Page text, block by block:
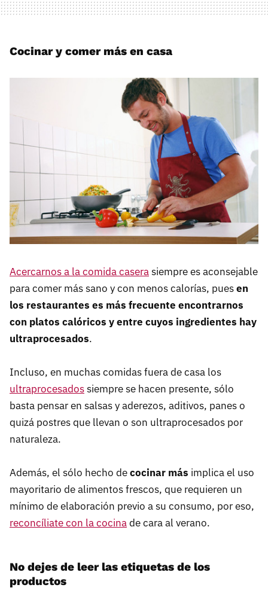
Cocinar y comer más en casa
Acercarnos a la comida caserasiempre es aconsejable
para comer más sano y con menos calorías, puesen
los restaurantes es más frecuente encontrarnos
con platos calóricos y entre cuyos ingredientes hay
ultraprocesados.
Incluso, en muchas comidas fuera de casa los
ultraprocesadossiempre se hacen presente, sólo
basta pensar en salsas y aderezos, aditivos, panes o
quizá postres que llevan o son ultraprocesados por
naturaleza.
Además, el sólo hecho decocinar más implica el uso
mayoritario de alimentos frescos, que requieren un
mínimo de elaboración previo a su consumo, por eso,
reconcíliate con la cocinade cara al verano.
No dejes de leer las etiquetas de los
productos